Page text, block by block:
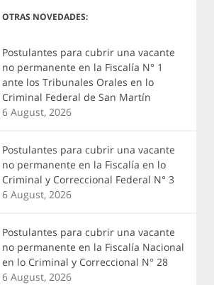
OTRAS NOVEDADES:
Postulantes para cubrir una vacante
no permanente en la Fiscalía N° 1
ante los Tribunales Orales en lo
Criminal Federal de San Martín
6 August, 2026
Postulantes para cubrir una vacante
no permanente en la Fiscalía en lo
Criminal y Correccional Federal N° 3
6 August, 2026
Postulantes para cubrir una vacante
no permanente en la Fiscalía Nacional
en lo Criminal y Correccional N° 28
6 August, 2026